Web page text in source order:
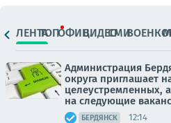
ЛЕНТАТОПОФИЦ.ВИДЕОСМИ
Администрация
округа приглашает
целеустремленных,
на следующие
БЕРДЯНСК 12:14